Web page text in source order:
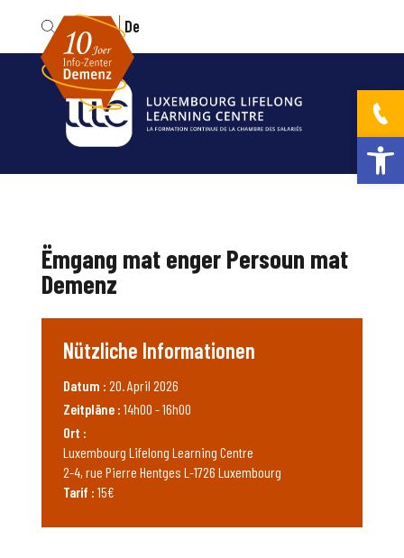
Fr De
Ëmgang mat enger Persoun mat
Demenz
Nützliche Informationen
Datum : 20. April 2026
Zeitpläne : 14h00 - 16h00
Ort :
Luxembourg Lifelong Learning Centre
2-4, rue Pierre Hentges L-1726 Luxembourg
Tarif : 15€